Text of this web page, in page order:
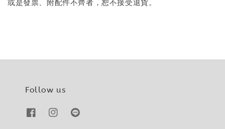
或是發票、附配件不齊者，恕不接受退貨。
Follow us